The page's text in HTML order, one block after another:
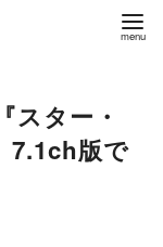
スター・
7.1ch版で